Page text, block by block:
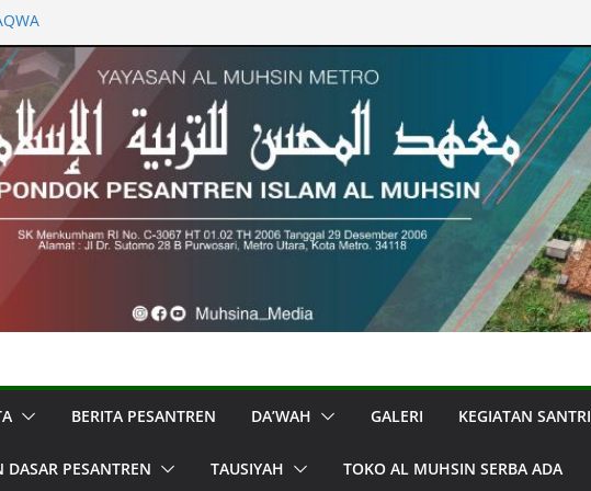
ISLAM”TADABBUR QS AT TAUBAH :
SEDEKAH LISAN
Syawal 1446 H – Menjadi Mukmin
Masa
1446 H – Hari Raya dan
BERITA PESANTREN DA’WAH GALERI KEGIATAN SANTRI
DASAR PESANTREN TAUSIYAH TOKO AL MUHSIN SERBA ADA